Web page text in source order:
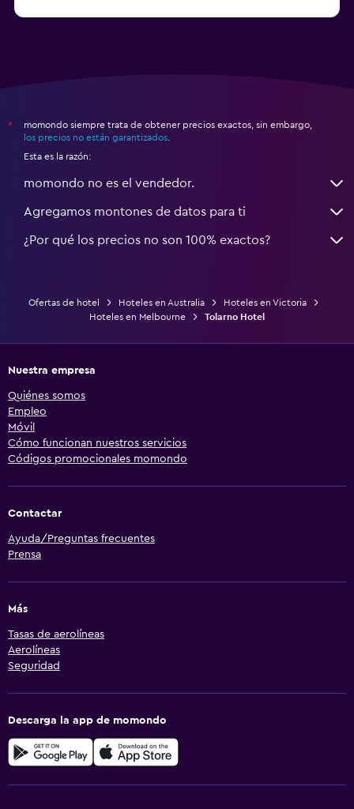
*
momondo siempre trata de obtener precios exactos, sin embargo,
los precios no están garantizados
Esta es la razón:
momondo no es el vendedor.
Agregamos montones de datos para ti
¿Por qué los precios no son 100% exactos?
Ofertas de hotel Hoteles en Australia
Hoteles en Victoria
Hoteles en Melbourne
Tolarno Hotel
Nuestra empresa
Quiénes somos
Empleo
Móvil
Cómo funcionan nuestros servicios
Códigos promocionales momondo
Contactar
Ayuda/Preguntas frecuentes
Prensa
Más
Tasas de aerolíneas
Aerolíneas
Seguridad
Descarga la app de momondo